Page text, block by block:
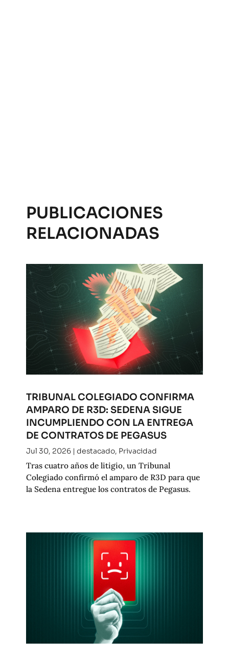
PUBLICACIONES
RELACIONADAS
TRIBUNAL COLEGIADO CONFIRMA
AMPARO DE R3D: SEDENA SIGUE
INCUMPLIENDO CON LA ENTREGA
DE CONTRATOS DE PEGASUS
Jul 30, 2026| destacado, Privacidad
Tras cuatro años de litigio, un Tribunal
Colegiado confirmó el amparo de R3D para que
la Sedena entregue los contratos de Pegasus.